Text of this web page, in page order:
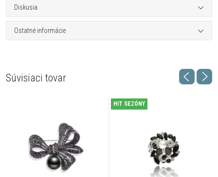
Diskusia
Ostatné informácie
Súvisiaci tovar
HIT SEZÓNY